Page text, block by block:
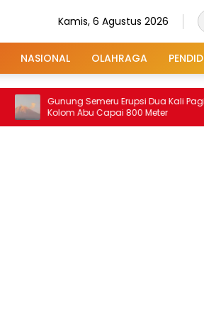
Kamis, 6 Agustus 2026
NASIONAL OLAHRAGA
Gunung Semeru Erupsi Dua Kali Pagi Ini,
Kolom Abu Capai 800 Meter